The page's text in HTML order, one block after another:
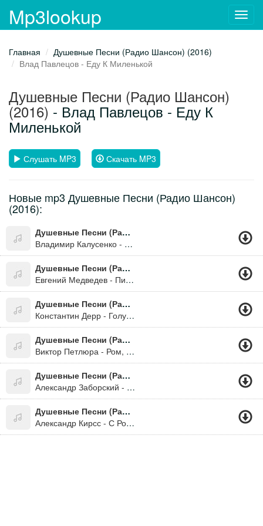
Mp3lookup
Главная
Душевные Песни (Радио Шансон) (2016)
Влад Павлецов - Еду К Миленькой
Душевные Песни (Радио Шансон)
(2016) - Влад Павлецов - Еду К
Миленькой
Слушать MP3 Скачать MP3
Новые mp3 Душевные Песни (Радио Шансон)
(2016):
Душевные Песни (Радио Шансон) (2016)
Владимир Калусенко - Каблучки
Душевные Песни (Радио Шансон) (2016)
Евгений Медведев - Пистолет Макарова
Душевные Песни (Радио Шансон) (2016)
Константин Дерр - Голубое Платье
Душевные Песни (Радио Шансон) (2016)
Виктор Петлюра - Ром, Текила, Виски
Душевные Песни (Радио Шансон) (2016)
Александр Заборский - Наполним Стаканы
Душевные Песни (Радио Шансон) (2016)
Александр Кирсс - С Розою Красивою